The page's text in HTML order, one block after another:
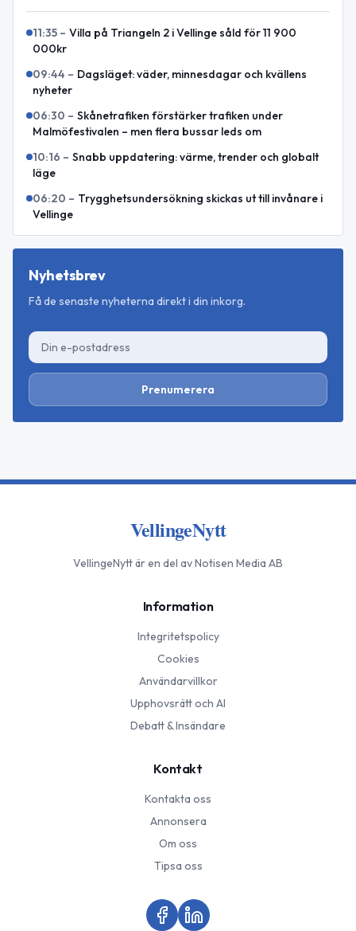
11:35 – Villa på Triangeln 2 i Vellinge såld för 11 900
000kr
09:44 – Dagsläget: väder, minnesdagar och kvällens
nyheter
06:30 – Skånetrafiken förstärker trafiken under
Malmöfestivalen – men flera bussar leds om
10:16 – Snabb uppdatering: värme, trender och globalt
läge
06:20 – Trygghetsundersökning skickas ut till invånare i
Vellinge
Nyhetsbrev
Få de senaste nyheterna direkt i din inkorg.
Prenumerera
VellingeNytt
VellingeNyttär en del av Notisen Media AB
Information
Integritetspolicy
Cookies
Användarvillkor
Upphovsrätt och AI
Debatt & Insändare
Kontakt
Kontakta oss
Annonsera
Om oss
Tipsa oss